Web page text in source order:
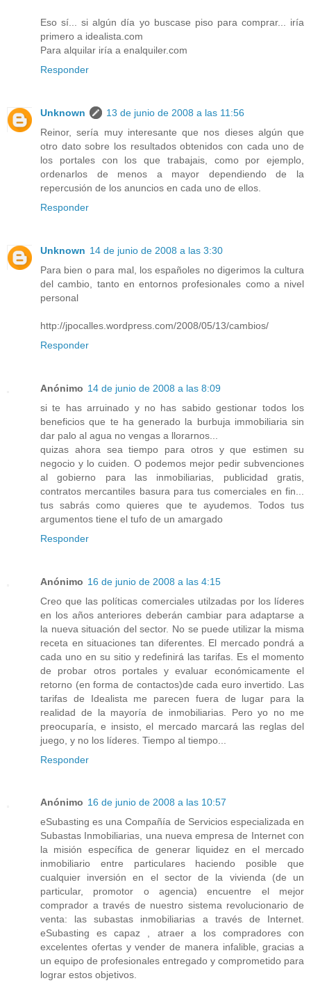
Eso sí... si algún día yo buscase piso para comprar... iría
primero a idealista.com
Para alquilar iría a enalquiler.com
Responder
Unknown
13 de junio de 2008 a las 11:56
Reinor, sería muy interesante que nos dieses algún que
otro dato sobre los resultados obtenidos con cada uno de
los portales con los que trabajais, como por ejemplo,
ordenarlos de menos a mayor dependiendo de la
repercusión de los anuncios en cada uno de ellos.
Responder
Unknown 14 de junio de 2008 a las 3:30
Para bien o para mal, los españoles no digerimos la cultura
del cambio, tanto en entornos profesionales como a nivel
personal
http://jpocalles.wordpress.com/2008/05/13/cambios/
Responder
Anónimo 14 de junio de 2008 a las 8:09
si te has arruinado y no has sabido gestionar todos los
beneficios que te ha generado la burbuja immobiliaria sin
dar palo al agua no vengas a llorarnos...
quizas ahora sea tiempo para otros y que estimen su
negocio y lo cuiden. O podemos mejor pedir subvenciones
al gobierno para las inmobiliarias, publicidad gratis,
contratos mercantiles basura para tus comerciales en fin...
tus sabrás como quieres que te ayudemos. Todos tus
argumentos tiene el tufo de un amargado
Responder
Anónimo 16 de junio de 2008 a las 4:15
Creo que las políticas comerciales utilzadas por los líderes
en los años anteriores deberán cambiar para adaptarse a
la nueva situación del sector. No se puede utilizar la misma
receta en situaciones tan diferentes. El mercado pondrá a
cada uno en su sitio y redefinirá las tarifas. Es el momento
de probar otros portales y evaluar económicamente el
retorno (en forma de contactos)de cada euro invertido. Las
tarifas de Idealista me parecen fuera de lugar para la
realidad de la mayoría de inmobiliarias. Pero yo no me
preocuparía, e insisto, el mercado marcará las reglas del
juego, y no los líderes. Tiempo al tiempo...
Responder
Anónimo 16 de junio de 2008 a las 10:57
eSubasting es una Compañía de Servicios especializada en
Subastas Inmobiliarias, una nueva empresa de Internet con
la misión específica de generar liquidez en el mercado
inmobiliario entre particulares haciendo posible que
cualquier inversión en el sector de la vivienda (de un
particular, promotor o agencia) encuentre el mejor
comprador a través de nuestro sistema revolucionario de
venta: las subastas inmobiliarias a través de Internet.
eSubasting es capaz , atraer a los compradores con
excelentes ofertas y vender de manera infalible, gracias a
un equipo de profesionales entregado y comprometido para
lograr estos objetivos.